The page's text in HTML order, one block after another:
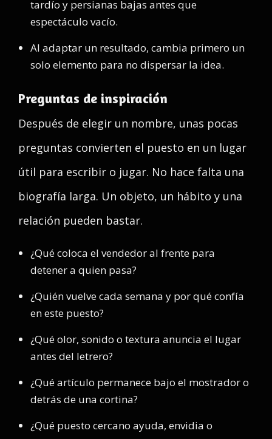
tardío y persianas bajas antes que
espectáculo vacío.
Al adaptar un resultado, cambia primero un
solo elemento para no dispersar la idea.
Preguntas de inspiración
Después de elegir un nombre, unas pocas
preguntas convierten el puesto en un lugar
útil para escribir o jugar. No hace falta una
biografía larga. Un objeto, un hábito y una
relación pueden bastar.
¿Qué coloca el vendedor al frente para
detener a quien pasa?
¿Quién vuelve cada semana y por qué confía
en este puesto?
¿Qué olor, sonido o textura anuncia el lugar
antes del letrero?
¿Qué artículo permanece bajo el mostrador o
detrás de una cortina?
¿Qué puesto cercano ayuda, envidia o